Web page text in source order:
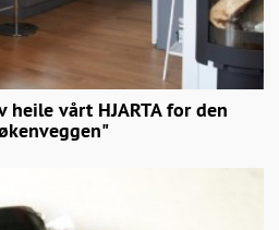
heile vårt HJARTA for den